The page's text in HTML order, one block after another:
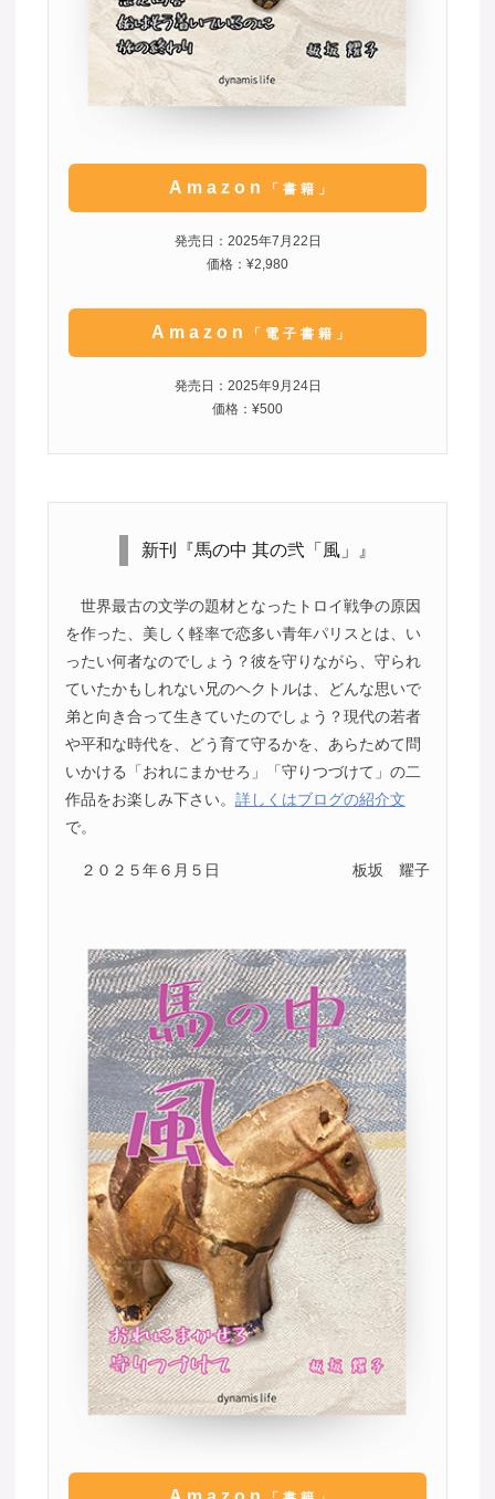
Amazon 「書籍」
発売日：2025年7月22日
価格：¥2,980
Amazon 「電子書籍」
発売日：2025年9月24日
価格：¥500
新刊『馬の中 其の弐「風」』
世界最古の文学の題材となったトロイ戦争の原因
を作った、美しく軽率で恋多い青年パリスとは、い
ったい何者なのでしょう？彼を守りながら、守られ
ていたかもしれない兄のヘクトルは、どんな思いで
弟と向き合って生きていたのでしょう？現代の若者
や平和な時代を、どう育て守るかを、あらためて問
いかける「おれにまかせろ」「守りつづけて」の二
作品をお楽しみ下さい。 詳しくはブログの紹介文
で。
２０２５年６月５日 板坂 耀子